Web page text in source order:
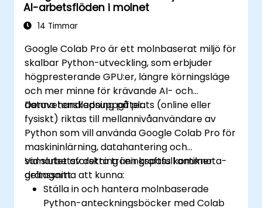
samt faktureringsbudgetar, varsel och
kostnadsoverhead.
molninfrastruktur med Terraform och
Cloud Build.
Övervaka, felsöka och optimera Google
Cloud-miljöer med hjälp av Cloud
Monitoring och Cloud Logging.
Förstå funktionerna hos Vertex AI och
andra Google Cloud AI-tjänster för
vanliga affärs- och
driftsanvändningsområden.
AI-arbetsflöden i molnet
14 Timmar
Google Colab Pro är ett molnbaserat miljö för
skalbar Python-utveckling, som erbjuder
högpresterande GPU:er, längre körningsläge
och mer minne för krävande AI- och
datavetenskapsuppgifter.
Denna handledning på plats (online eller
fysiskt) riktas till mellannivåanvändare av
Python som vill använda Google Colab Pro för
maskininlärning, datahantering och
samarbetsforskning i en kraftfull antiknota-
gränssnitt.
Vid slutet av detta träningspass kommer
deltagarna att kunna:
Ställa in och hantera molnbaserade
Python-anteckningsböcker med Colab